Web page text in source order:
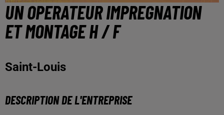
UN OPERATEUR IMPREGNATION
ET MONTAGE H / F
Saint-Louis
DESCRIPTION DE L'ENTREPRISE